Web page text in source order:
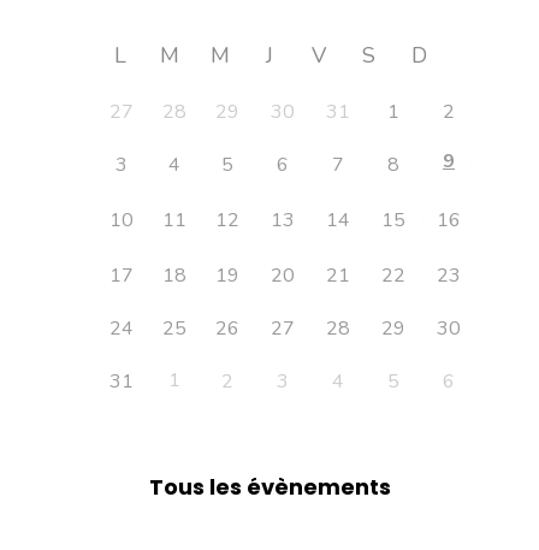
L M M J V S D
27 28 29 30 31 1
2
3
4 5 6 7 8 9
10 11 12 13 14 15 16
17 18 19 20 21 22
23
24
25 26 27 28 29
30
31
1 2 3 4 5 6
Tous les évènements